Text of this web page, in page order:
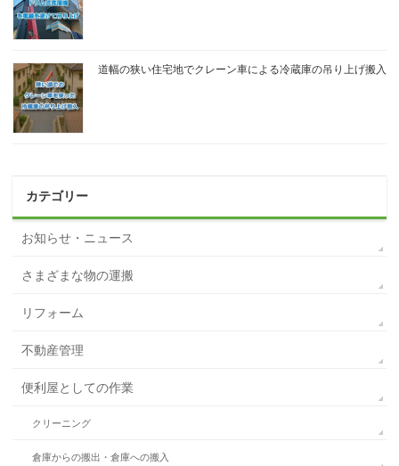
道幅の狭い住宅地でクレーン車による冷蔵庫の吊り上げ搬入
カテゴリー
お知らせ・ニュース
さまざまな物の運搬
リフォーム
不動産管理
便利屋としての作業
クリーニング
倉庫からの搬出・倉庫への搬入